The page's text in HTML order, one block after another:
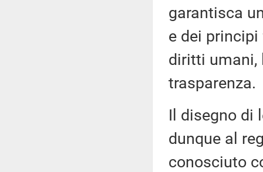
garantisca
e dei
diritti
trasparenza.
Il disegno di
dunque al
conosciuto